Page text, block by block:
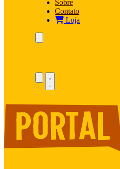
Sobre
Contato
Loja